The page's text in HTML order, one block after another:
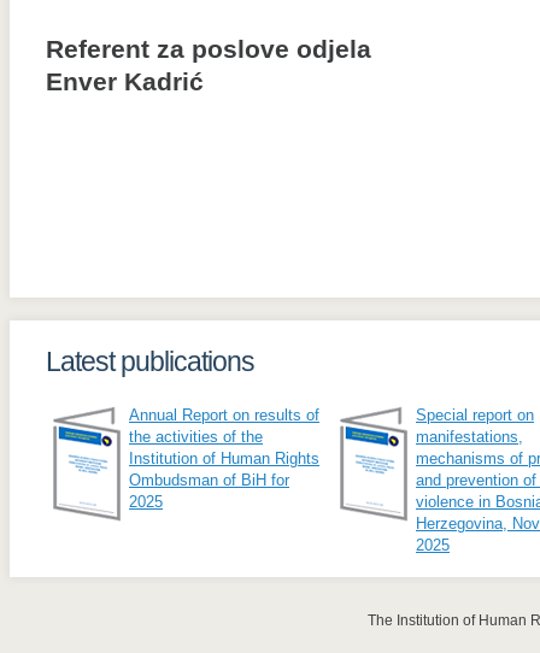
Referent za poslove odjela
Enver Kadrić
Latest publications
Annual Report on results of
the activities of the
Institution of Human Rights
Ombudsman of BiH for
2025
Special report on
manifestations,
mechanisms of
and prevention
violence in
Herzegovina,
2025
The Institution of Human